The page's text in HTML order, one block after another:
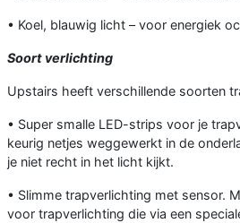
• Koel, blauwig licht – voor energiek
Soort verlichting
Upstairs heeft verschillende soorten
• Super smalle LED-strips voor je
keurig netjes weggewerkt in de
je niet recht in het licht kijkt.
• Slimme trapverlichting met sensor.
voor trapverlichting die via een